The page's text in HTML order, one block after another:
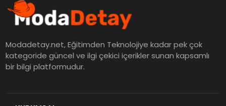
TEKNOLOJI
YAŞAM
Modadetay.net, Eğitimden Teknolojiye kadar pek çok
kategoride güncel ve ilgi çekici içerikler sunan kapsamlı
bir bilgi platformudur.